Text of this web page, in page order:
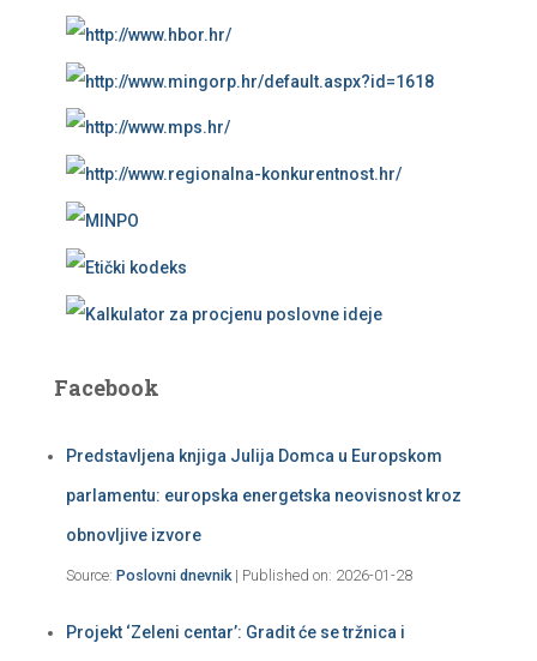
Facebook
Predstavljena knjiga Julija Domca u Europskom
parlamentu: europska energetska neovisnost kroz
obnovljive izvore
Source: Poslovni dnevnik Published on: 2026-01-28
Projekt ‘Zeleni centar’: Gradit će se tržnica i